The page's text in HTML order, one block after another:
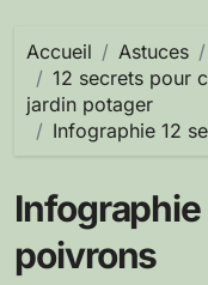
Accueil Astuces
12 secrets pour
jardin potager
Infographie 12
poivrons